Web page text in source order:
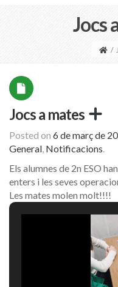
Jocs
/
Jocs a mates
Posted on 6 de març de
General, Notificacions.
Els alumnes de 2n ESO
enters i les seves
Les mates molen molt!!!!